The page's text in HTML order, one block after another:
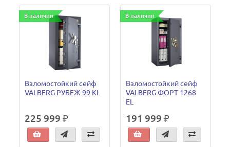
В наличии
Взломостойкий сейф
VALBERG РУБЕЖ 99 KL
225 999 ₽
В наличии
Взломостойкий сейф
VALBERG ФОРТ 1268
EL
191 999 ₽